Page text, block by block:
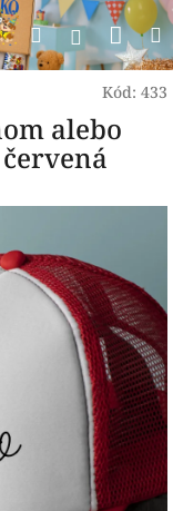
Hľadať
Kód: 433
alebo